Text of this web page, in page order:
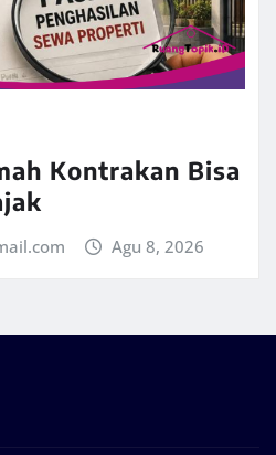
Kontrakan Bisa
Agu 8, 2026